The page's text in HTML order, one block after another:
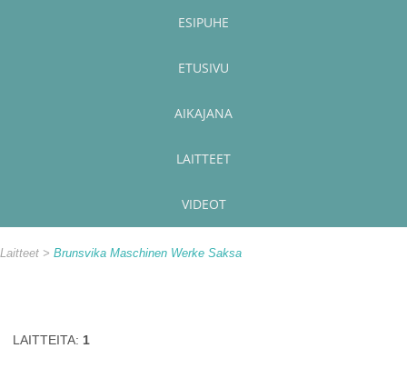
ESIPUHE
ETUSIVU
AIKAJANA
LAITTEET
VIDEOT
Laitteet Brunsvika Maschinen Werke Saksa
LAITTEITA: 1